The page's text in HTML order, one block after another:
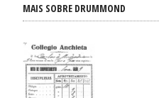
MAIS SOBRE DRUMMOND